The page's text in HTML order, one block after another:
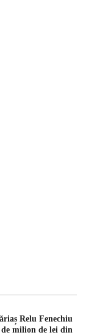
Relu Fenechiu
milion de lei din